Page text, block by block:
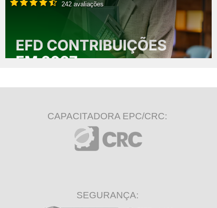
242 avaliações
CAPACITADORA EPC/CRC:
SEGURANÇA: